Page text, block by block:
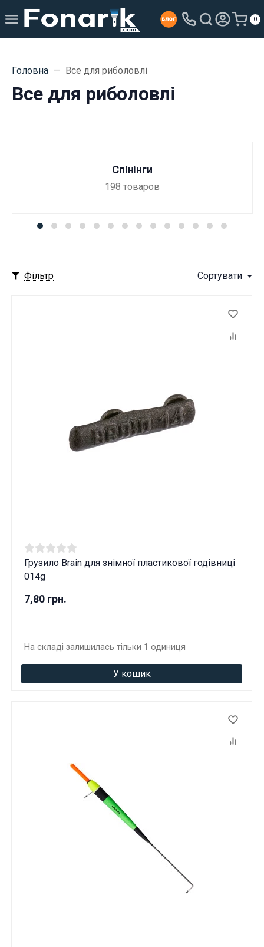
0
Головна Все для риболовлі
Все для риболовлі
Спінінги
198 товаров
Фільтр Сортувати
Грузило Brain для знімної пластикової годівниці
014g
7,80 грн.
На складі залишилась тільки 1 одиниця
У кошик